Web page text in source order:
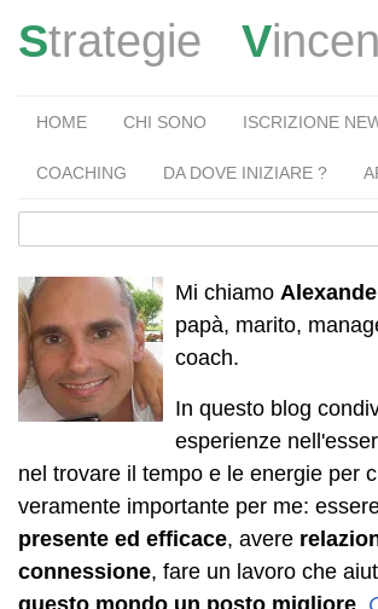
Strategie V
HOME CHI SONO ISCRIZIONE
COACHING DA DOVE INIZIARE ?
Mi chiamo
papà, marito,
coach.
In questo blog
esperienze
nel trovare il tempo e le energie per
veramente importante per me:
presente ed efficace, avere
connessione, fare un lavoro che
questo mondo un posto migliore.